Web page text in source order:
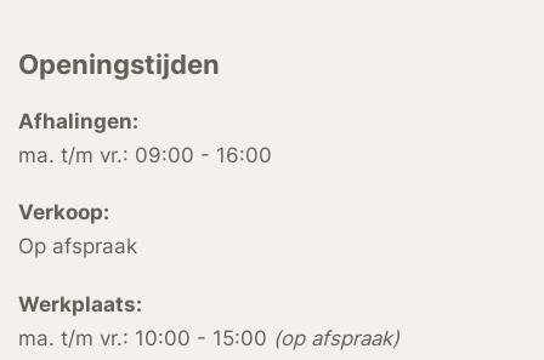
Openingstijden
Afhalingen:
ma. t/m vr.: 09:00 - 16:00
Verkoop:
Op afspraak
Werkplaats:
ma. t/m vr.: 10:00 - 15:00 (op afspraak)